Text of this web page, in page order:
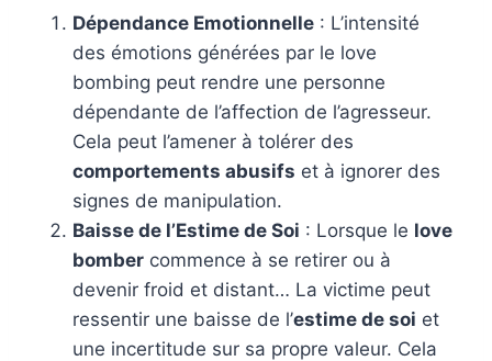
Dépendance Emotionnelle : L’intensité
des émotions générées par le love
bombing peut rendre une personne
dépendante de l’affection de l’agresseur.
Cela peut l’amener à tolérer des
comportements abusifs et à ignorer des
signes de manipulation.
Baisse de l’Estime de Soi : Lorsque le love
bomber commence à se retirer ou à
devenir froid et distant… La victime peut
ressentir une baisse de l’estime de soi et
une incertitude sur sa propre valeur. Cela